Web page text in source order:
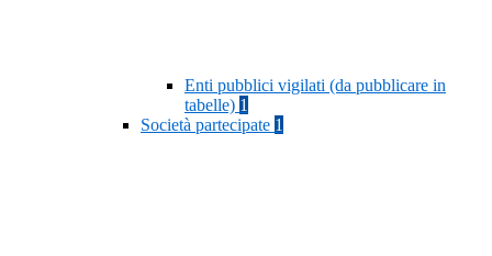
Enti pubblici vigilati (da pubblicare in
tabelle) 1
Società partecipate 1